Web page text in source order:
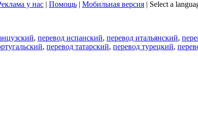
у нас | Помощь | Мобильная версия | Select a
, перевод испанский, перевод итальянский,
, перевод татарский, перевод турецкий,